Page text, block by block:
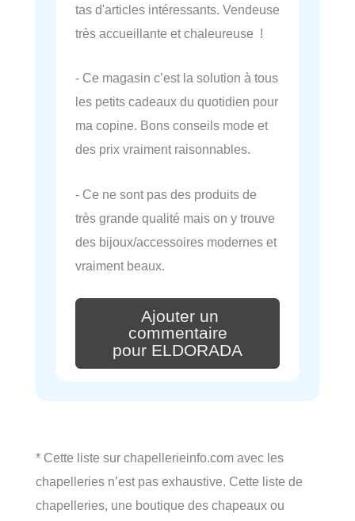
tas d'articles intéressants. Vendeuse
très accueillante et chaleureuse !
- Ce magasin c’est la solution à tous
les petits cadeaux du quotidien pour
ma copine. Bons conseils mode et
des prix vraiment raisonnables.
- Ce ne sont pas des produits de
très grande qualité mais on y trouve
des bijoux/accessoires modernes et
vraiment beaux.
Ajouter un
commentaire
pour ELDORADA
* Cette liste sur chapellerieinfo.com avec les
chapelleries n’est pas exhaustive. Cette liste de
chapelleries, une boutique des chapeaux ou